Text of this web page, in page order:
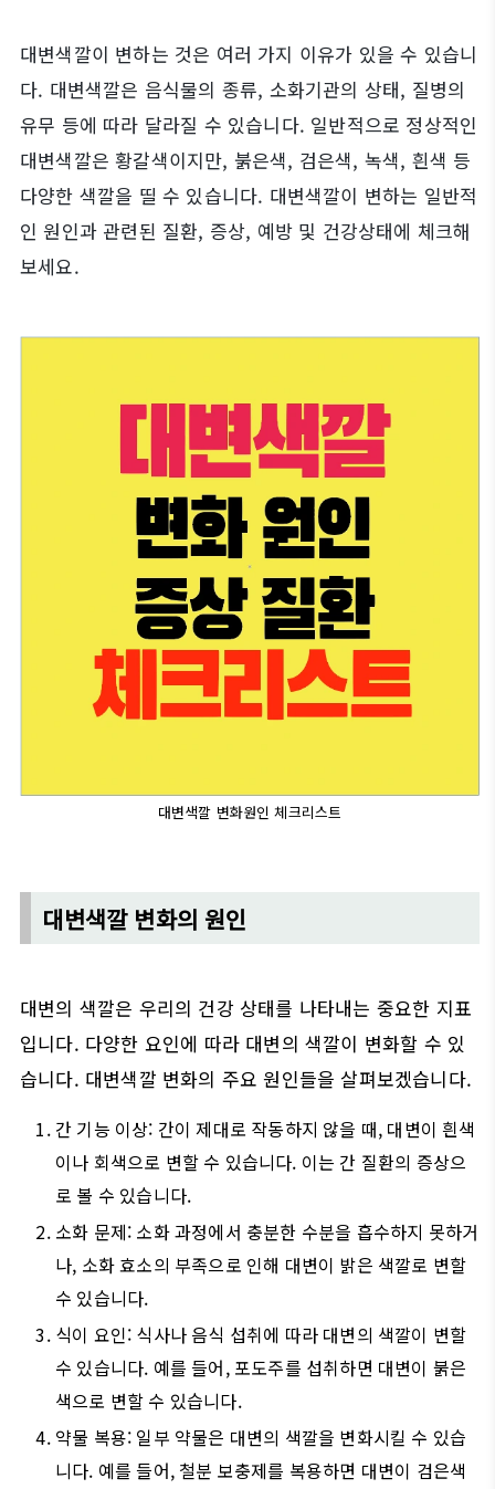
대변색깔이 변하는 것은 여러 가지 이유가 있을 수 있습니
다. 대변색깔은 음식물의 종류, 소화기관의 상태, 질병의
유무 등에 따라 달라질 수 있습니다. 일반적으로 정상적인
대변색깔은 황갈색이지만, 붉은색, 검은색, 녹색, 흰색 등
다양한 색깔을 띨 수 있습니다. 대변색깔이 변하는 일반적
인 원인과 관련된 질환, 증상, 예방 및 건강상태에 체크해
보세요.
대변색깔 변화원인 체크리스트
대변색깔 변화의 원인
대변의 색깔은 우리의 건강 상태를 나타내는 중요한 지표
입니다. 다양한 요인에 따라 대변의 색깔이 변화할 수 있
습니다. 대변색깔 변화의 주요 원인들을 살펴보겠습니다.
간 기능 이상: 간이 제대로 작동하지 않을 때, 대변이 흰색
이나 회색으로 변할 수 있습니다. 이는 간 질환의 증상으
로 볼 수 있습니다.
소화 문제: 소화 과정에서 충분한 수분을 흡수하지 못하거
나, 소화 효소의 부족으로 인해 대변이 밝은 색깔로 변할
수 있습니다.
식이 요인: 식사나 음식 섭취에 따라 대변의 색깔이 변할
수 있습니다. 예를 들어, 포도주를 섭취하면 대변이 붉은
색으로 변할 수 있습니다.
약물 복용: 일부 약물은 대변의 색깔을 변화시킬 수 있습
니다. 예를 들어, 철분 보충제를 복용하면 대변이 검은색